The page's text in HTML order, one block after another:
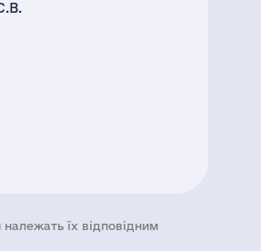
їх відповідним